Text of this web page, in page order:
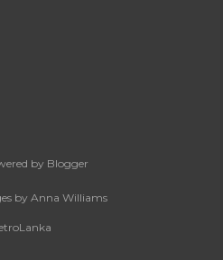
by Blogger
by Anna Williams